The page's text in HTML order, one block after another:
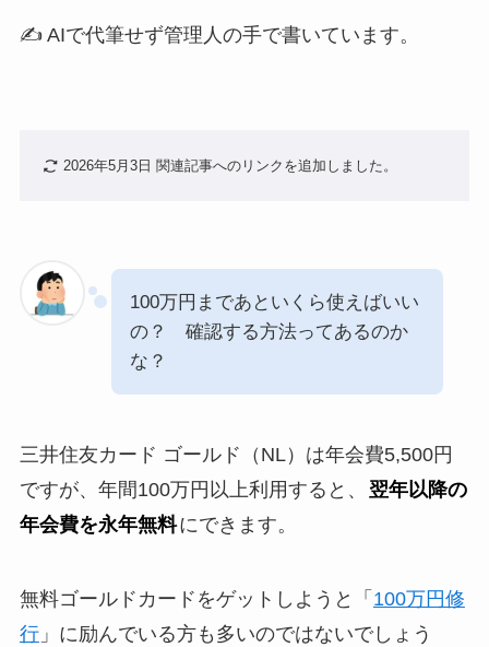
✍️ AIで代筆せず管理人の手で書いています。
2026年5月3日 関連記事へのリンクを追加しました。
100万円まであといくら使えばいい
の？ 確認する方法ってあるのか
な？
三井住友カード ゴールド（NL）は年会費5,500円
ですが、年間100万円以上利用すると、
翌年以降の
年会費を永年無料にできます。
無料ゴールドカードをゲットしようと「 100万円修
行」に励んでいる方も多いのではないでしょう